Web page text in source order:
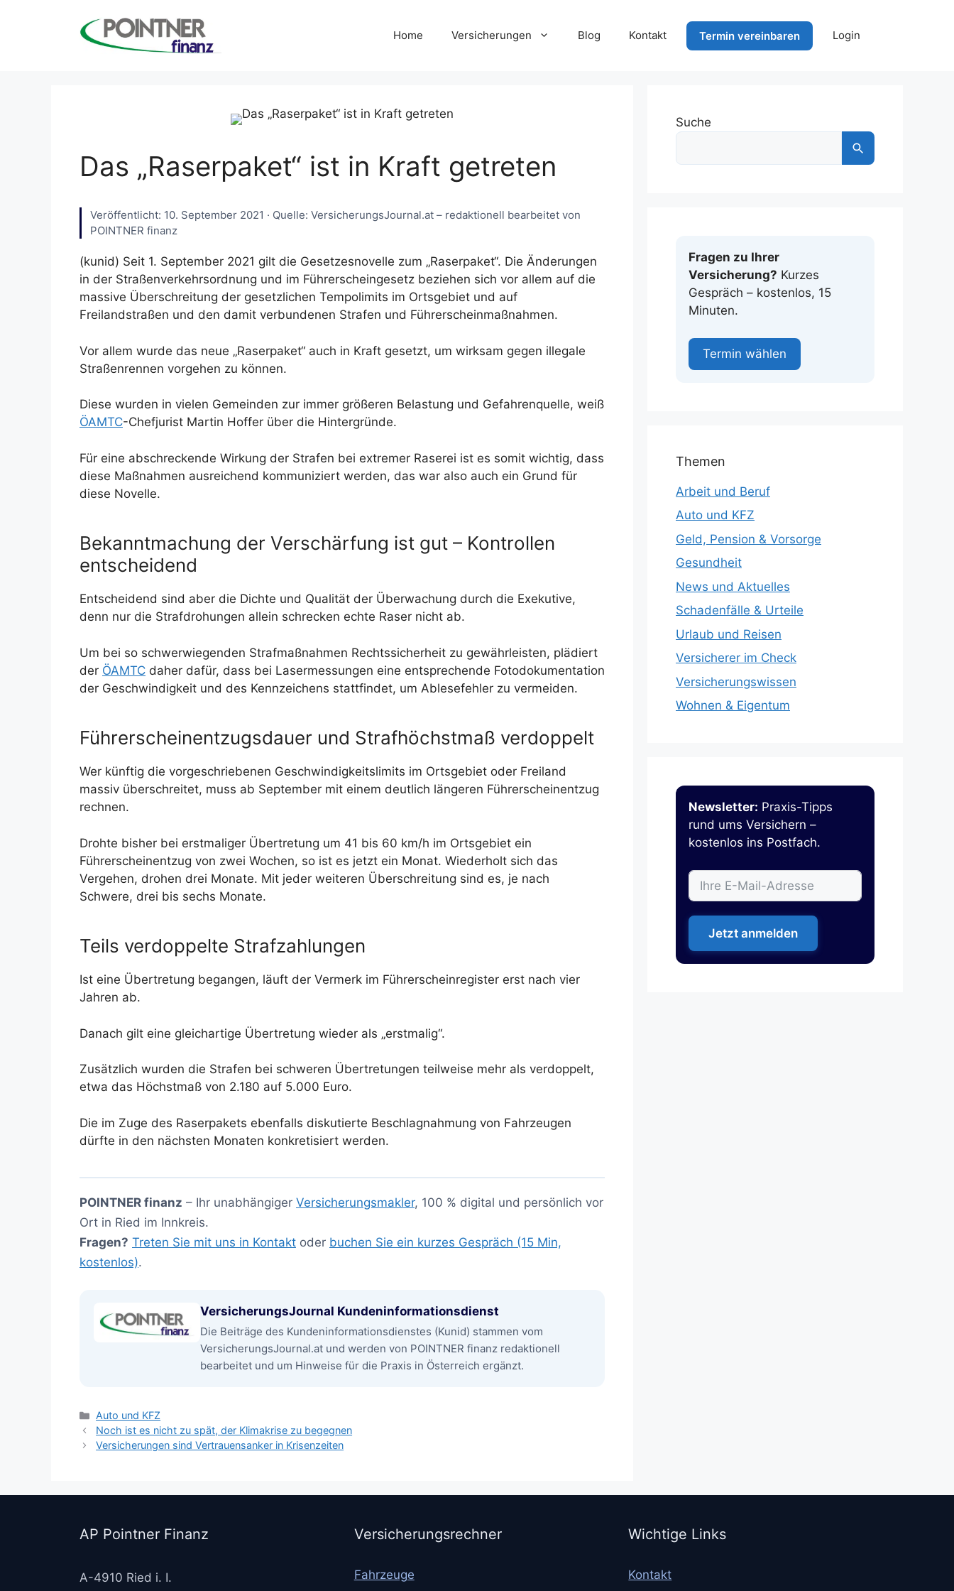
Home Versicherungen Blog Kontakt Termin vereinbaren Login
Das „Raserpaket“ ist in Kraft getreten
Veröffentlicht: 10. September 2021 · Quelle: VersicherungsJournal.at – redaktionell bearbeitet von
POINTNER finanz
(kunid) Seit 1. September 2021 gilt die Gesetzesnovelle zum „Raserpaket“. Die Änderungen
in der Straßenverkehrsordnung und im Führerscheingesetz beziehen sich vor allem auf die
massive Überschreitung der gesetzlichen Tempolimits im Ortsgebiet und auf
Freilandstraßen und den damit verbundenen Strafen und Führerscheinmaßnahmen.
Vor allem wurde das neue „Raserpaket“ auch in Kraft gesetzt, um wirksam gegen illegale
Straßenrennen vorgehen zu können.
Diese wurden in vielen Gemeinden zur immer größeren Belastung und Gefahrenquelle, weiß
ÖAMTC-Chefjurist Martin Hoffer über die Hintergründe.
Für eine abschreckende Wirkung der Strafen bei extremer Raserei ist es somit wichtig, dass
diese Maßnahmen ausreichend kommuniziert werden, das war also auch ein Grund für
diese Novelle.
Bekanntmachung der Verschärfung ist gut – Kontrollen
entscheidend
Entscheidend sind aber die Dichte und Qualität der Überwachung durch die Exekutive,
denn nur die Strafdrohungen allein schrecken echte Raser nicht ab.
Um bei so schwerwiegenden Strafmaßnahmen Rechtssicherheit zu gewährleisten, plädiert
der ÖAMTC daher dafür, dass bei Lasermessungen eine entsprechende Fotodokumentation
der Geschwindigkeit und des Kennzeichens stattfindet, um Ablesefehler zu vermeiden.
Führerscheinentzugsdauer und Strafhöchstmaß verdoppelt
Wer künftig die vorgeschriebenen Geschwindigkeitslimits im Ortsgebiet oder Freiland
massiv überschreitet, muss ab September mit einem deutlich längeren Führerscheinentzug
rechnen.
Drohte bisher bei erstmaliger Übertretung um 41 bis 60 km/h im Ortsgebiet ein
Führerscheinentzug von zwei Wochen, so ist es jetzt ein Monat. Wiederholt sich das
Vergehen, drohen drei Monate. Mit jeder weiteren Überschreitung sind es, je nach
Schwere, drei bis sechs Monate.
Teils verdoppelte Strafzahlungen
Ist eine Übertretung begangen, läuft der Vermerk im Führerscheinregister erst nach vier
Jahren ab.
Danach gilt eine gleichartige Übertretung wieder als „erstmalig“.
Zusätzlich wurden die Strafen bei schweren Übertretungen teilweise mehr als verdoppelt,
etwa das Höchstmaß von 2.180 auf 5.000 Euro.
Die im Zuge des Raserpakets ebenfalls diskutierte Beschlagnahmung von Fahrzeugen
dürfte in den nächsten Monaten konkretisiert werden.
POINTNER finanz – Ihr unabhängiger Versicherungsmakler, 100 % digital und persönlich vor
Ort in Ried im Innkreis.
Fragen? Treten Sie mit uns in Kontakt oder buchen Sie ein kurzes Gespräch (15 Min,
kostenlos).
VersicherungsJournal Kundeninformationsdienst
Die Beiträge des Kundeninformationsdienstes (Kunid) stammen vom
VersicherungsJournal.at und werden von POINTNER finanz redaktionell
bearbeitet und um Hinweise für die Praxis in Österreich ergänzt.
Kategorien
Auto und KFZ
Noch ist es nicht zu spät, der Klimakrise zu begegnen
Versicherungen sind Vertrauensanker in Krisenzeiten
Suche
Fragen zu Ihrer
Versicherung? Kurzes
Gespräch – kostenlos, 15
Minuten.
Termin wählen
Themen
Arbeit und Beruf
Auto und KFZ
Geld, Pension & Vorsorge
Gesundheit
News und Aktuelles
Schadenfälle & Urteile
Urlaub und Reisen
Versicherer im Check
Versicherungswissen
Wohnen & Eigentum
Newsletter: Praxis-Tipps
rund ums Versichern –
kostenlos ins Postfach.
Jetzt anmelden
AP Pointner Finanz
A-4910 Ried i. I.
Versicherungsrechner
Fahrzeuge
Wichtige Links
Kontakt